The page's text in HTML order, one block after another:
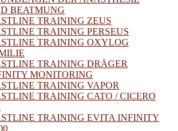
BEATMUNG
TRAINING ZEUS
TRAINING PERSEUS
TRAINING OXYLOG
TRAINING DRÄGER
MONITORING
TRAINING VAPOR
TRAINING CATO / CICERO
TRAINING EVITA INFINITY